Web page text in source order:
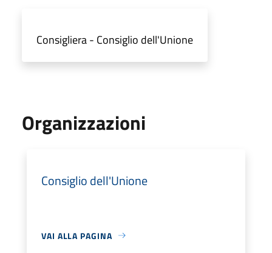
Consigliera - Consiglio dell'Unione
Organizzazioni
Consiglio dell'Unione
VAI ALLA PAGINA